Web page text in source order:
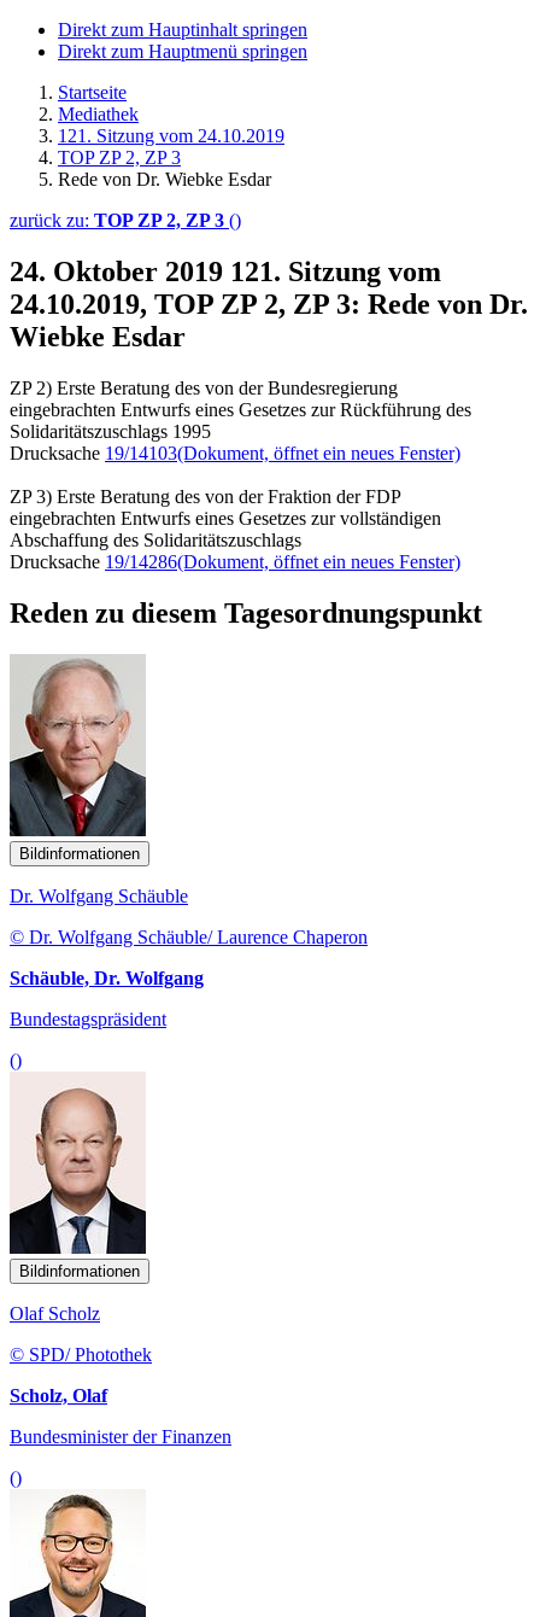
Direkt zum Hauptinhalt springen
Direkt zum Hauptmenü springen
Startseite
Mediathek
121. Sitzung vom 24.10.2019
TOP ZP 2, ZP 3
Rede von Dr. Wiebke Esdar
zurück zu: TOP ZP 2, ZP 3 ()
24. Oktober 2019 121. Sitzung vom
24.10.2019, TOP ZP 2, ZP 3: Rede von Dr.
Wiebke Esdar
ZP 2) Erste Beratung des von der Bundesregierung
eingebrachten Entwurfs eines Gesetzes zur Rückführung des
Solidaritätszuschlags 1995
Drucksache 19/14103(Dokument, öffnet ein neues Fenster)
ZP 3) Erste Beratung des von der Fraktion der FDP
eingebrachten Entwurfs eines Gesetzes zur vollständigen
Abschaffung des Solidaritätszuschlags
Drucksache 19/14286(Dokument, öffnet ein neues Fenster)
Reden zu diesem Tagesordnungspunkt
Bildinformationen
Dr. Wolfgang Schäuble
© Dr. Wolfgang Schäuble/ Laurence Chaperon
Schäuble, Dr. Wolfgang
Bundestagspräsident
()
Bildinformationen
Olaf Scholz
© SPD/ Photothek
Scholz, Olaf
Bundesminister der Finanzen
()